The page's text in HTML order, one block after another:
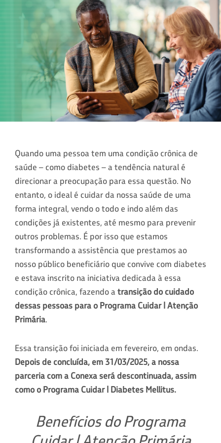
Quando uma pessoa tem uma condição crônica de
saúde – como diabetes – a tendência natural é
direcionar a preocupação para essa questão. No
entanto, o ideal é cuidar da nossa saúde de uma
forma integral, vendo o todo e indo além das
condições já existentes, até mesmo para prevenir
outros problemas. É por isso que estamos
transformando a assistência que prestamos ao
nosso público beneficiário que convive com diabetes
e estava inscrito na iniciativa dedicada à essa
condição crônica, fazendo atransição do cuidado
dessas pessoas para o Programa Cuidar | Atenção
Primária.
Essa transição foi iniciada em fevereiro, em ondas.
Depois de concluída, em 31/03/2025, a nossa
parceria com a Conexa será descontinuada, assim
como o Programa Cuidar | Diabetes Mellitus.
Benefícios do Programa